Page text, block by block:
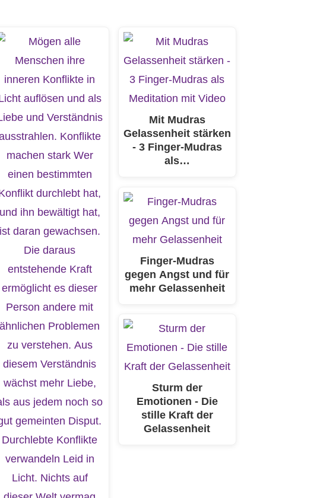
Mit Mudras
Gelassenheit stärken
- 3 Finger-Mudras
als…
Finger-Mudras
gegen Angst und für
mehr Gelassenheit
Sturm der
Emotionen - Die
stille Kraft der
Gelassenheit